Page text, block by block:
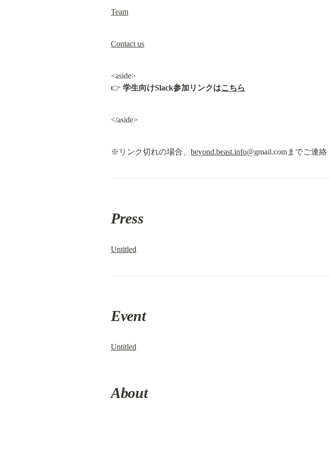
Team
Contact us
<aside>
👉 学生向けSlack参加リンクはこちら
</aside>
※リンク切れの場合、 beyond.beast.info@gmail.comまでご連絡
Press
Untitled
Event
Untitled
About